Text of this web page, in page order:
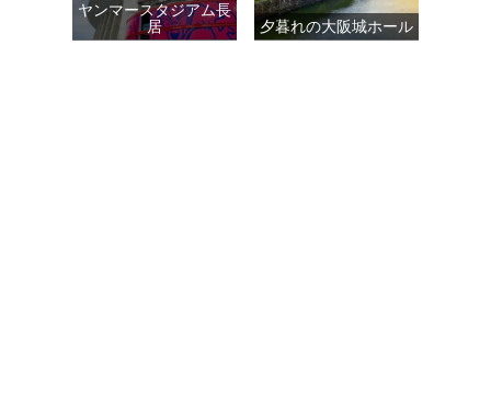
ヤンマースタジアム長
居
夕暮れの大阪城ホール